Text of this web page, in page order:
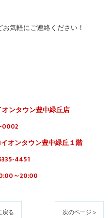
気軽にご連絡ください！
ンタウン豊中緑丘店
0002
オンタウン豊中緑丘１階
4451
～20:00
戻る 次のページ >